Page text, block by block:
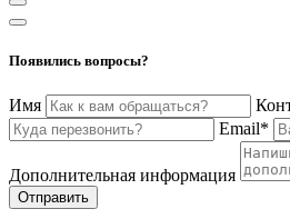
Появились вопросы?
Имя
Email*
Дополнительная информация
Отправить